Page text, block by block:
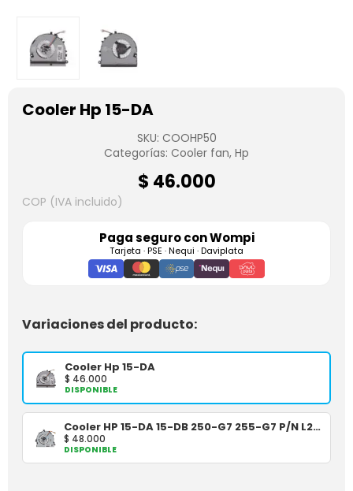
Cooler Hp 15-DA
SKU: COOHP50
Categorías: Cooler fan, Hp
$ 46.000
COP (IVA incluido)
Paga seguro conWompi
Tarjeta · PSE · Nequi · Daviplata
Variaciones del producto:
Cooler Hp 15-DA
$ 46.000
DISPONIBLE
Cooler HP 15-DA 15-DB 250-G7 255-G7 P/N L20474-001
$ 48.000
DISPONIBLE